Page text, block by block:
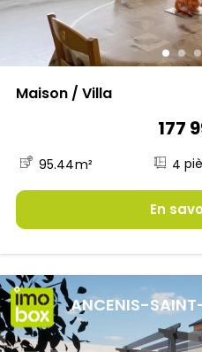
Maison / Villa
177
95.44m² 4
En
ANCENIS-